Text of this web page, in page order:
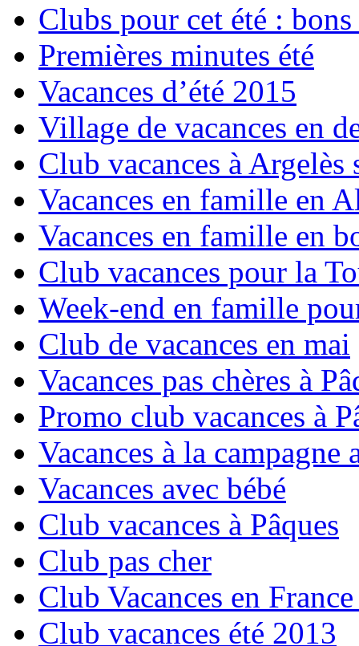
Clubs pour cet été :
Premières minutes été
Vacances d’été 2015
Village de vacances en
Club vacances à Argelès
Vacances en famille en
Vacances en famille en
Club vacances pour la
Week-end en famille
Club de vacances en mai
Vacances pas chères à
Promo club vacances à
Vacances à la campagne
Vacances avec bébé
Club vacances à Pâques
Club pas cher
Club Vacances en
Club vacances été 2013